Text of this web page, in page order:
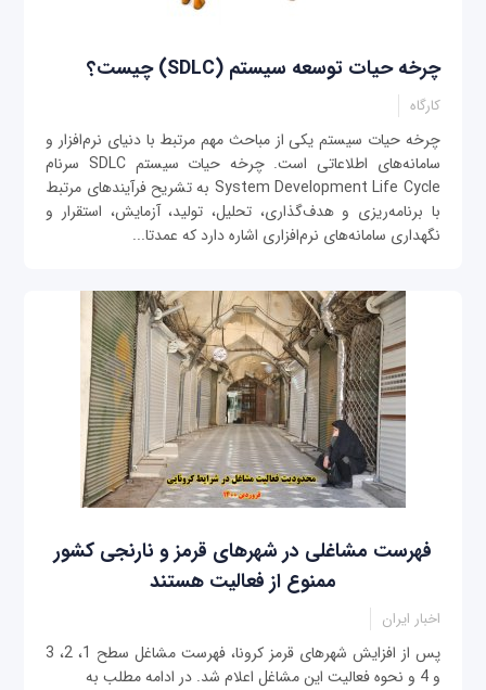
چرخه حیات توسعه سیستم (SDLC) چیست؟
کارگاه
چرخه حیات سیستم یکی از مباحث مهم مرتبط با دنیای نرم‌افزار و
سامانه‌های اطلاعاتی است. چرخه حیات سیستم SDLC سرنام
System Development Life Cycle به تشریح فرآیندهای مرتبط
با برنامه‌ریزی و هدف‌گذاری، تحلیل، تولید، آزمایش، استقرار و
نگهداری سامانه‌های نرم‌افزاری اشاره دارد که عمدتا...
فهرست مشاغلی در شهرهای قرمز و نارنجی کشور
ممنوع از فعالیت هستند
اخبار ایران
پس از افزایش شهرهای قرمز کرونا، فهرست مشاغل سطح 1، 2، 3
و 4 و نحوه فعالیت این مشاغل اعلام شد. در ادامه مطلب به